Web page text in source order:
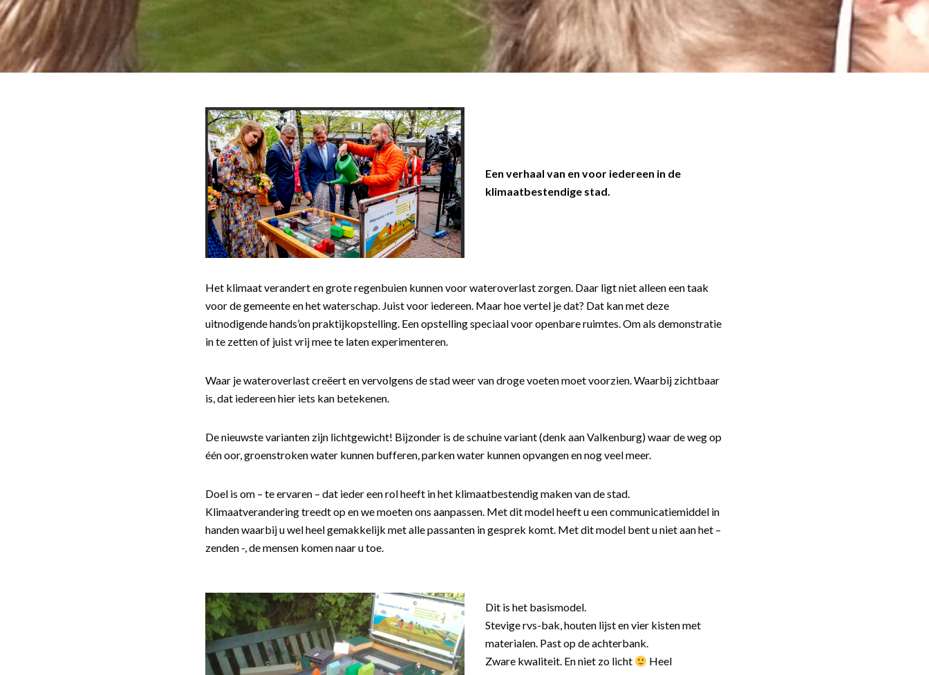
Een verhaal van en voor iedereen in de
klimaatbestendige stad.
Het klimaat verandert en grote regenbuien kunnen voor wateroverlast zorgen. Daar ligt niet alleen een taak
voor de gemeente en het waterschap. Juist voor iedereen. Maar hoe vertel je dat? Dat kan met deze
uitnodigende hands’on praktijkopstelling. Een opstelling speciaal voor openbare ruimtes. Om als demonstratie
in te zetten of juist vrij mee te laten experimenteren.
Waar je wateroverlast creëert en vervolgens de stad weer van droge voeten moet voorzien. Waarbij zichtbaar
is, dat iedereen hier iets kan betekenen.
De nieuwste varianten zijn lichtgewicht! Bijzonder is de schuine variant (denk aan Valkenburg) waar de weg op
één oor, groenstroken water kunnen bufferen, parken water kunnen opvangen en nog veel meer.
Doel is om – te ervaren – dat ieder een rol heeft in het klimaatbestendig maken van de stad.
Klimaatverandering treedt op en we moeten ons aanpassen. Met dit model heeft u een communicatiemiddel in
handen waarbij u wel heel gemakkelijk met alle passanten in gesprek komt. Met dit model bent u niet aan het –
zenden -, de mensen komen naar u toe.
Dit is het basismodel.
Stevige rvs-bak, houten lijst en vier kisten met
materialen. Past op de achterbank.
Zware kwaliteit. En niet zo licht
Heel